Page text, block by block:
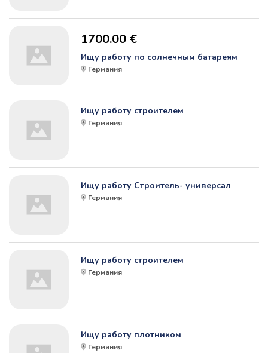
1700.00 €
Ищу работу по солнечным батареям
Германия
Ищу работу строителем
Германия
Ищу работу Строитель- универсал
Германия
Ищу работу строителем
Германия
Ищу работу плотником
Германия